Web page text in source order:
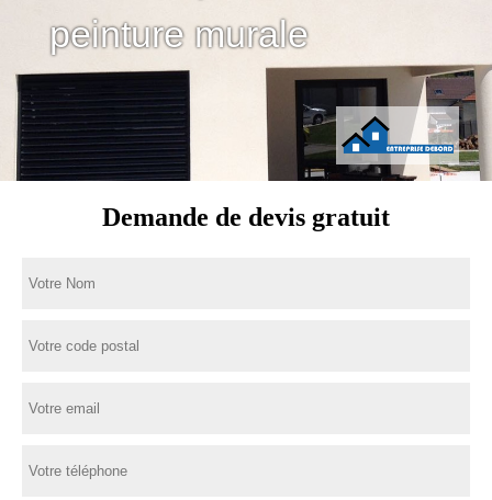
peinture murale
Demande de devis gratuit